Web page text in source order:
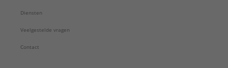
Diensten
Veelgestelde vragen
Contact